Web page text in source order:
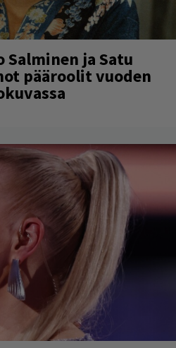
Salminen ja Satu
pääroolit vuoden